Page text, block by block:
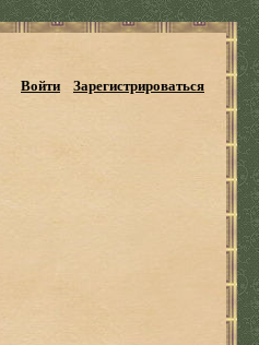
Войти Зарегистрироваться